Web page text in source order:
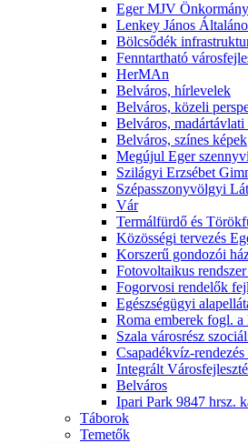
Eger MJV
Lenkey János
Bölcsődék
Fenntartható
HerMAn
Belváros, hírlevelek
Belváros, közeli
Belváros, madártávlati
Belváros, színes képek
Megújul Eger
Szilágyi Erzsébet
Szépasszonyvölgyi
Vár
Termálfürdő és
Közösségi tervezés
Korszerű gondozói
Fotovoltaikus
Fogorvosi rendelők
Egészségügyi
Roma emberek fogl.
Szala városrész
Csapadékvíz-
Integrált
Belváros
Ipari Park 9847 hrsz.
Táborok
Temetők